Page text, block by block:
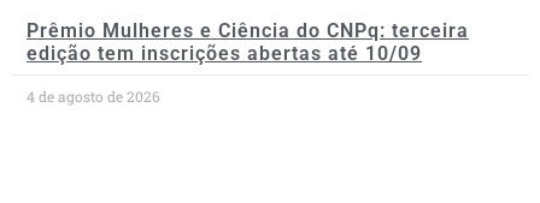
Prêmio Mulheres e Ciência do CNPq: terceira
edição tem inscrições abertas até 10/09
4 de agosto de 2026